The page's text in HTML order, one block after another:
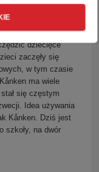
dziecięce
zaczęły się
w tym czasie
ma wiele
się częstym
Idea używania
Kånken. Dziś jest
szkoły, na dwór